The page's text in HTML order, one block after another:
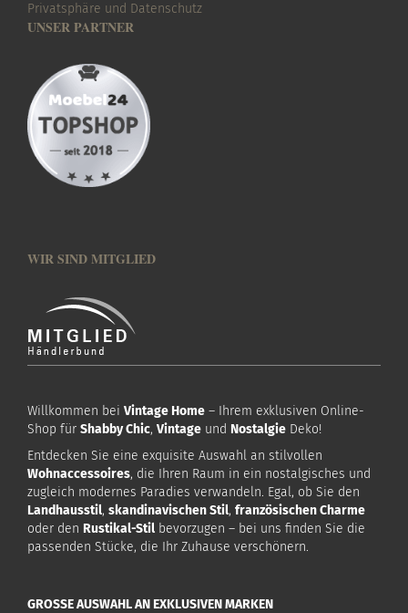
Privatsphäre und Datenschutz
UNSER PARTNER
WIR SIND MITGLIED
Willkommen bei Vintage Home – Ihrem exklusiven Online-
Shop für Shabby Chic, Vintage und Nostalgie Deko!
Entdecken Sie eine exquisite Auswahl an stilvollen
Wohnaccessoires, die Ihren Raum in ein nostalgisches und
zugleich modernes Paradies verwandeln. Egal, ob Sie den
Landhausstil, skandinavischen Stil, französischen Charme
oder den Rustikal-Stil bevorzugen – bei uns finden Sie die
passenden Stücke, die Ihr Zuhause verschönern.
GROSSE AUSWAHL AN EXKLUSIVEN MARKEN